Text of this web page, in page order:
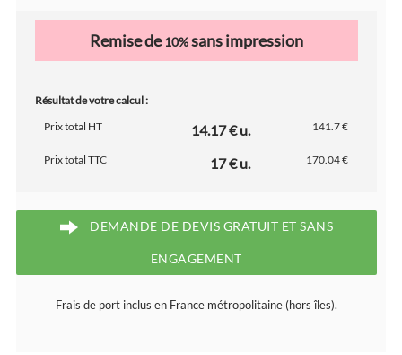
Remise de10%sans impression
Résultat de votre calcul :
Prix total HT
14.17 € u. 141.7 €
Prix total TTC 17 € u. 170.04 €
DEMANDE DE DEVIS GRATUIT ET SANS
ENGAGEMENT
Frais de port inclus en France métropolitaine (hors îles).